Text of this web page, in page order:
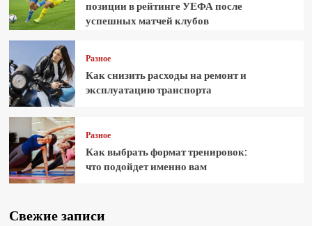
позиции в рейтинге УЕФА после
успешных матчей клубов
Разное
Как снизить расходы на ремонт и
эксплуатацию транспорта
Разное
Как выбрать формат тренировок:
что подойдет именно вам
Свежие записи